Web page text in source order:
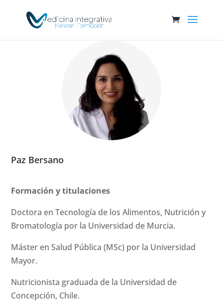
Paz Bersano
Formación y titulaciones
Doctora en Tecnología de los Alimentos, Nutrición y
Bromatología por la Universidad de Murcia.
Máster en Salud Pública (MSc) por la Universidad
Mayor.
Nutricionista graduada de la Universidad de
Concepción, Chile.